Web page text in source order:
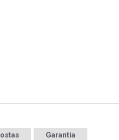
Garantia